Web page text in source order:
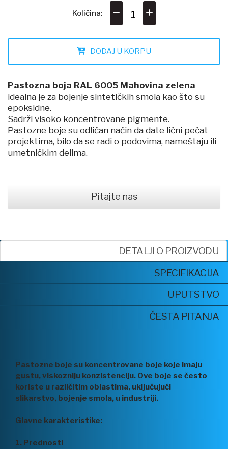
Količina:
DODAJ U KORPU
Pastozna boja RAL 6005 Mahovina zelena
idealna je za bojenje sintetičkih smola kao što su
epoksidne.
Sadrži visoko koncentrovane pigmente.
Pastozne boje su odličan način da date lični pečat
projektima, bilo da se radi o podovima, nameštaju ili
umetničkim delima.
Pitajte nas
DETALJI O PROIZVODU
SPECIFIKACIJA
UPUTSTVO
ČESTA PITANJA
Pastozne boje su koncentrovane boje koje imaju
gustu, viskozniju konzistenciju. Ove boje se često
koriste u različitim oblastima, uključujući
slikarstvo, bojenje smola, u industriji.
Glavne karakteristike:
1. Prednosti